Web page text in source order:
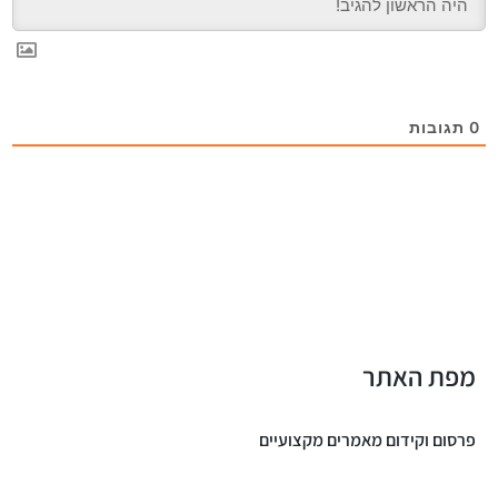
0תגובות
מפת האתר
פרסום וקידום מאמרים מקצועיים